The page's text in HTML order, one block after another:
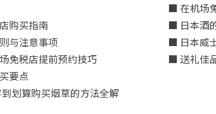
购买指南
与注意事项
免税店提前预约技巧
要点
划算购买烟草的方法全解
■ 在机场
■ 日本酒
■ 日本威
■ 送礼佳